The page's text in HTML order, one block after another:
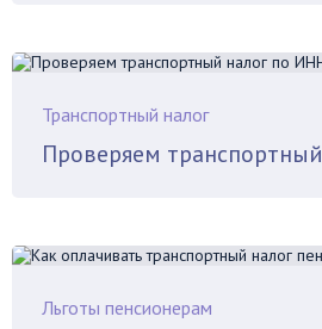
Транспортный налог
Проверяем
Льготы пенсионерам